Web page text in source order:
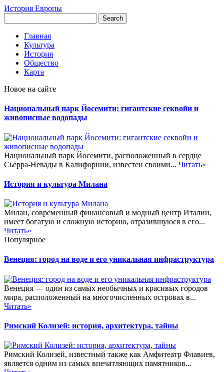
История Европы
Главная
Культура
История
Общество
Карта
Новое на сайте
Национальный парк Йосемити: гигантские секвойи и
живописные водопады
Национальный парк Йосемити, расположенный в сердце
Сьерра-Невады в Калифорнии, известен своими... Читать»
История и культура Милана
Милан, современный финансовый и модный центр Италии,
имеет богатую и сложную историю, отразившуюся в его...
Читать»
Популярное
Венеция: город на воде и его уникальная инфраструктура
Венеция — один из самых необычных и красивых городов
мира, расположенный на многочисленных островах в...
Читать»
Римский Колизей: история, архитектура, тайны
Римский Колизей, известный также как Амфитеатр Флавиев,
является одним из самых впечатляющих памятников...